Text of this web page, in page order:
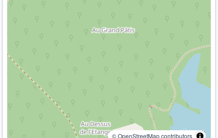
© OpenStreetMap contributors